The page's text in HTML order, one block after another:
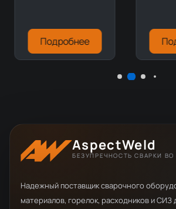
Подробнее
AspectWeld
БЕЗУПРЕЧНОСТЬ СВАРКИ ВО
Надежный поставщик сварочного
материалов, горелок, расходников и СИЗ